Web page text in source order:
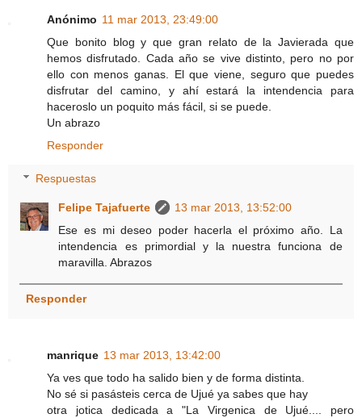
Anónimo 11 mar 2013, 23:49:00
Que bonito blog y que gran relato de la Javierada que
hemos disfrutado. Cada año se vive distinto, pero no por
ello con menos ganas. El que viene, seguro que puedes
disfrutar del camino, y ahí estará la intendencia para
haceroslo un poquito más fácil, si se puede.
Un abrazo
Responder
Respuestas
Felipe Tajafuerte
13 mar 2013, 13:52:00
Ese es mi deseo poder hacerla el próximo año. La
intendencia es primordial y la nuestra funciona de
maravilla. Abrazos
Responder
manrique 13 mar 2013, 13:42:00
Ya ves que todo ha salido bien y de forma distinta.
No sé si pasásteis cerca de Ujué ya sabes que hay
otra jotica dedicada a "La Virgenica de Ujué.... pero